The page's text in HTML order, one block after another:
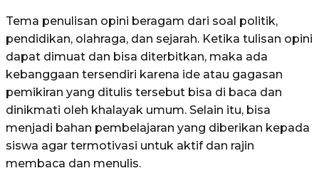
Tema penulisan opini beragam dari soal politik,
pendidikan, olahraga, dan sejarah. Ketika tulisan opini
dapat dimuat dan bisa diterbitkan, maka ada
kebanggaan tersendiri karena ide atau gagasan
pemikiran yang ditulis tersebut bisa di baca dan
dinikmati oleh khalayak umum. Selain itu, bisa
menjadi bahan pembelajaran yang diberikan kepada
siswa agar termotivasi untuk aktif dan rajin
membaca dan menulis.